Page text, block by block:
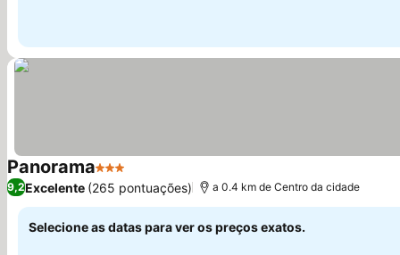
Panorama3 Estrelas
9,2Excelente (265 pontuações) a 0.4 km de Centro da cidade
Selecione as datas para ver os preços exatos.